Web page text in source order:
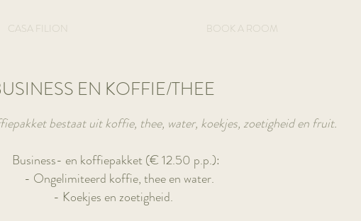
CASA FILION BOOK A ROOM
EN KOFFIE/THEE
bestaat uit koffie, thee, water, koekjes, zoetigheid en fruit.
Business- en koffiepakket (€ 12.50 p.p.):
- Ongelimiteerd koffie, thee en water.
- Koekjes en zoetigheid.